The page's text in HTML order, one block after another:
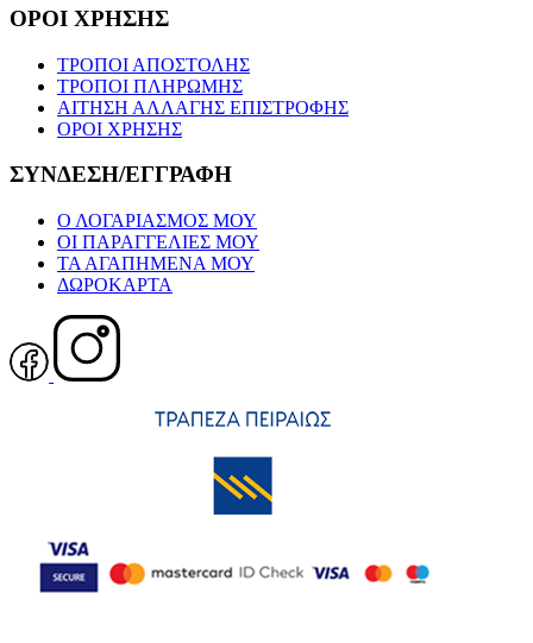
ΟΡΟΙ ΧΡΗΣΗΣ
ΤΡΟΠΟΙ ΑΠΟΣΤΟΛΗΣ
ΤΡΟΠΟΙ ΠΛΗΡΩΜΗΣ
ΑΙΤΗΣΗ ΑΛΛΑΓΗΣ ΕΠΙΣΤΡΟΦΗΣ
ΟΡΟΙ ΧΡΗΣΗΣ
ΣΥΝΔΕΣΗ/ΕΓΓΡΑΦΗ
Ο ΛΟΓΑΡΙΑΣΜΟΣ ΜΟΥ
ΟΙ ΠΑΡΑΓΓΕΛΙΕΣ ΜΟΥ
ΤΑ ΑΓΑΠΗΜΕΝΑ ΜΟΥ
ΔΩΡΟΚΑΡΤΑ